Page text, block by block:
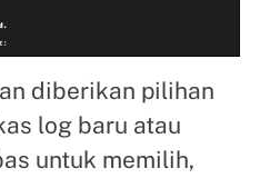
diberikan pilihan
log baru atau
untuk memilih,